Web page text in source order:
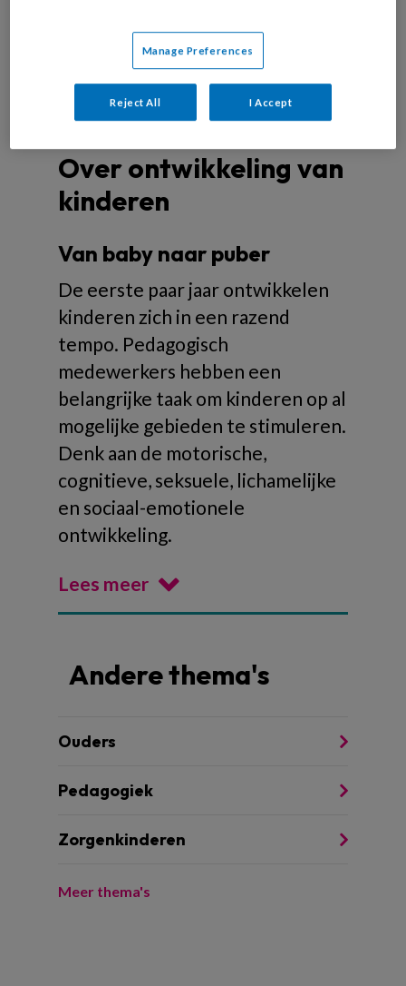
‘In de kinderopvang leren medewerkers het vak
nu eenmaal vooral op de werkvloer.'
Over ontwikkeling van
kinderen
Van baby naar puber
De eerste paar jaar ontwikkelen
kinderen zich in een razend
tempo. Pedagogisch
medewerkers hebben een
belangrijke taak om kinderen op al
mogelijke gebieden te stimuleren.
Denk aan de motorische,
cognitieve, seksuele, lichamelijke
en sociaal-emotionele
ontwikkeling.
Lees meer
Andere thema's
Ouders
Pedagogiek
Zorgenkinderen
Meer thema's
Manage Preferences
Reject All I Accept